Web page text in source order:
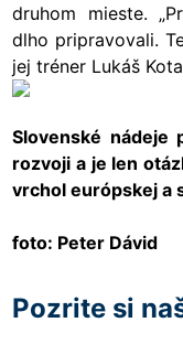
druhom mieste.
dlho pripravovali.
jej tréner Lukáš
Slovenské nádeje
rozvoji a je len
vrchol európskej a
foto: Peter Dávid
Pozrite si